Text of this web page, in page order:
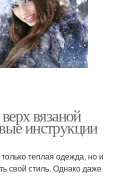
вязаной
инструкции
теплая одежда, но и
свой стиль. Однако даже